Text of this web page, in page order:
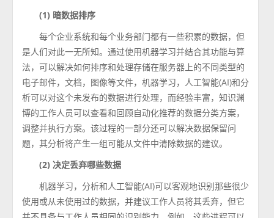
(1) 暗数据排序
每个企业系统和每个业务部门都有一些积累的数据，但
是人们对此一无所知。通过使用机器学习并结合其功能与算
法，可以解决如何排序和处理存储在服务器上的不同类型的
电子邮件，文档，图像等文件，机器学习，人工智能(AI)和分
析可以对这个未发布的数据进行处理，而经验丰富，知识渊
博的工作人员可以查看和回顾自动化推荐的数据分类方案，
调整并执行方案。该过程的一部分还可以解决数据保留问
题，其分析将产生一组可能从文件中清除数据的建议。
(2) 决定丢弃哪些数据
机器学习，分析和人工智能(AI)可以客观地识别那些很少
使用或从未使用过的数据，并建议工作人员将其丢弃，但它